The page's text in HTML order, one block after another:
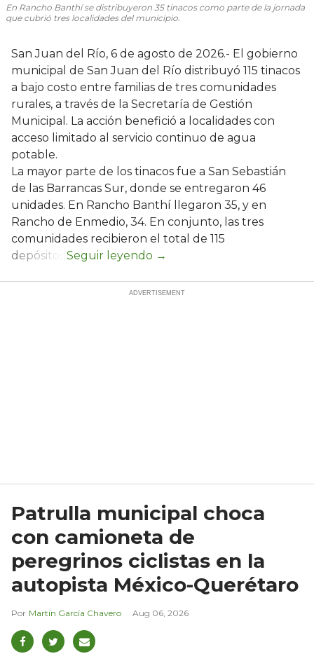
En Rancho Banthí se distribuyeron 35 tinacos como parte de la jornada
que cubrió tres localidades del municipio.
San Juan del Río, 6 de agosto de 2026.- El gobierno
municipal de San Juan del Río distribuyó 115 tinacos
a bajo costo entre familias de tres comunidades
rurales, a través de la Secretaría de Gestión
Municipal. La acción benefició a localidades con
acceso limitado al servicio continuo de agua
potable.
La mayor parte de los tinacos fue a San Sebastián
de las Barrancas Sur, donde se entregaron 46
unidades. En Rancho Banthí llegaron 35, y en
Rancho de Enmedio, 34. En conjunto, las tres
comunidades recibieron el total de 115
depósitos.
Patrulla municipal choca
con camioneta de
peregrinos ciclistas en la
autopista México-Querétaro
Martín García Chavero Aug 06, 2026